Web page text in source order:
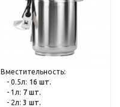
Вместительность:
- 0.5л: 16 шт.
- 1л: 7 шт.
- 2л: 3 шт.